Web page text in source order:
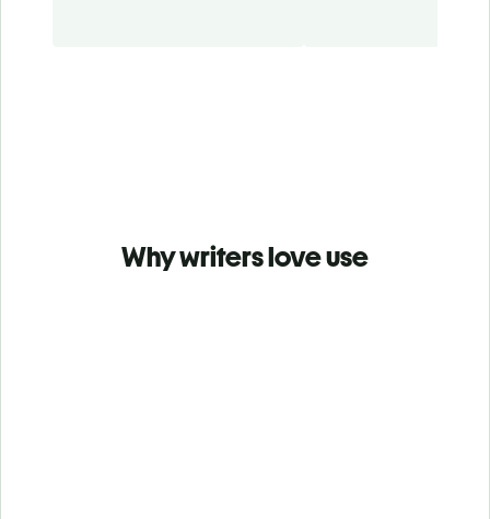
Why writers love use